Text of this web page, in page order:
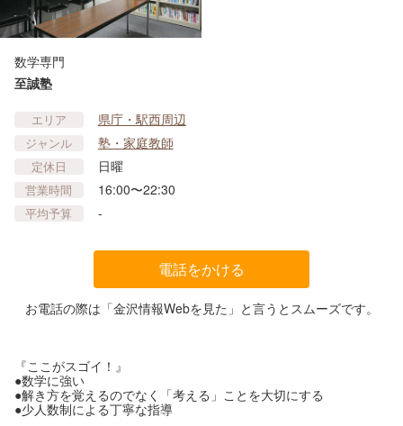
数学専門
至誠塾
エリア 県庁・駅西周辺
ジャンル 塾・家庭教師
定休日 日曜
営業時間 16:00〜22:30
平均予算 -
電話をかける
お電話の際は「金沢情報Webを見た」と言うとスムーズです。
『ここがスゴイ！』
●数学に強い
●解き方を覚えるのでなく「考える」ことを大切にする
●少人数制による丁寧な指導